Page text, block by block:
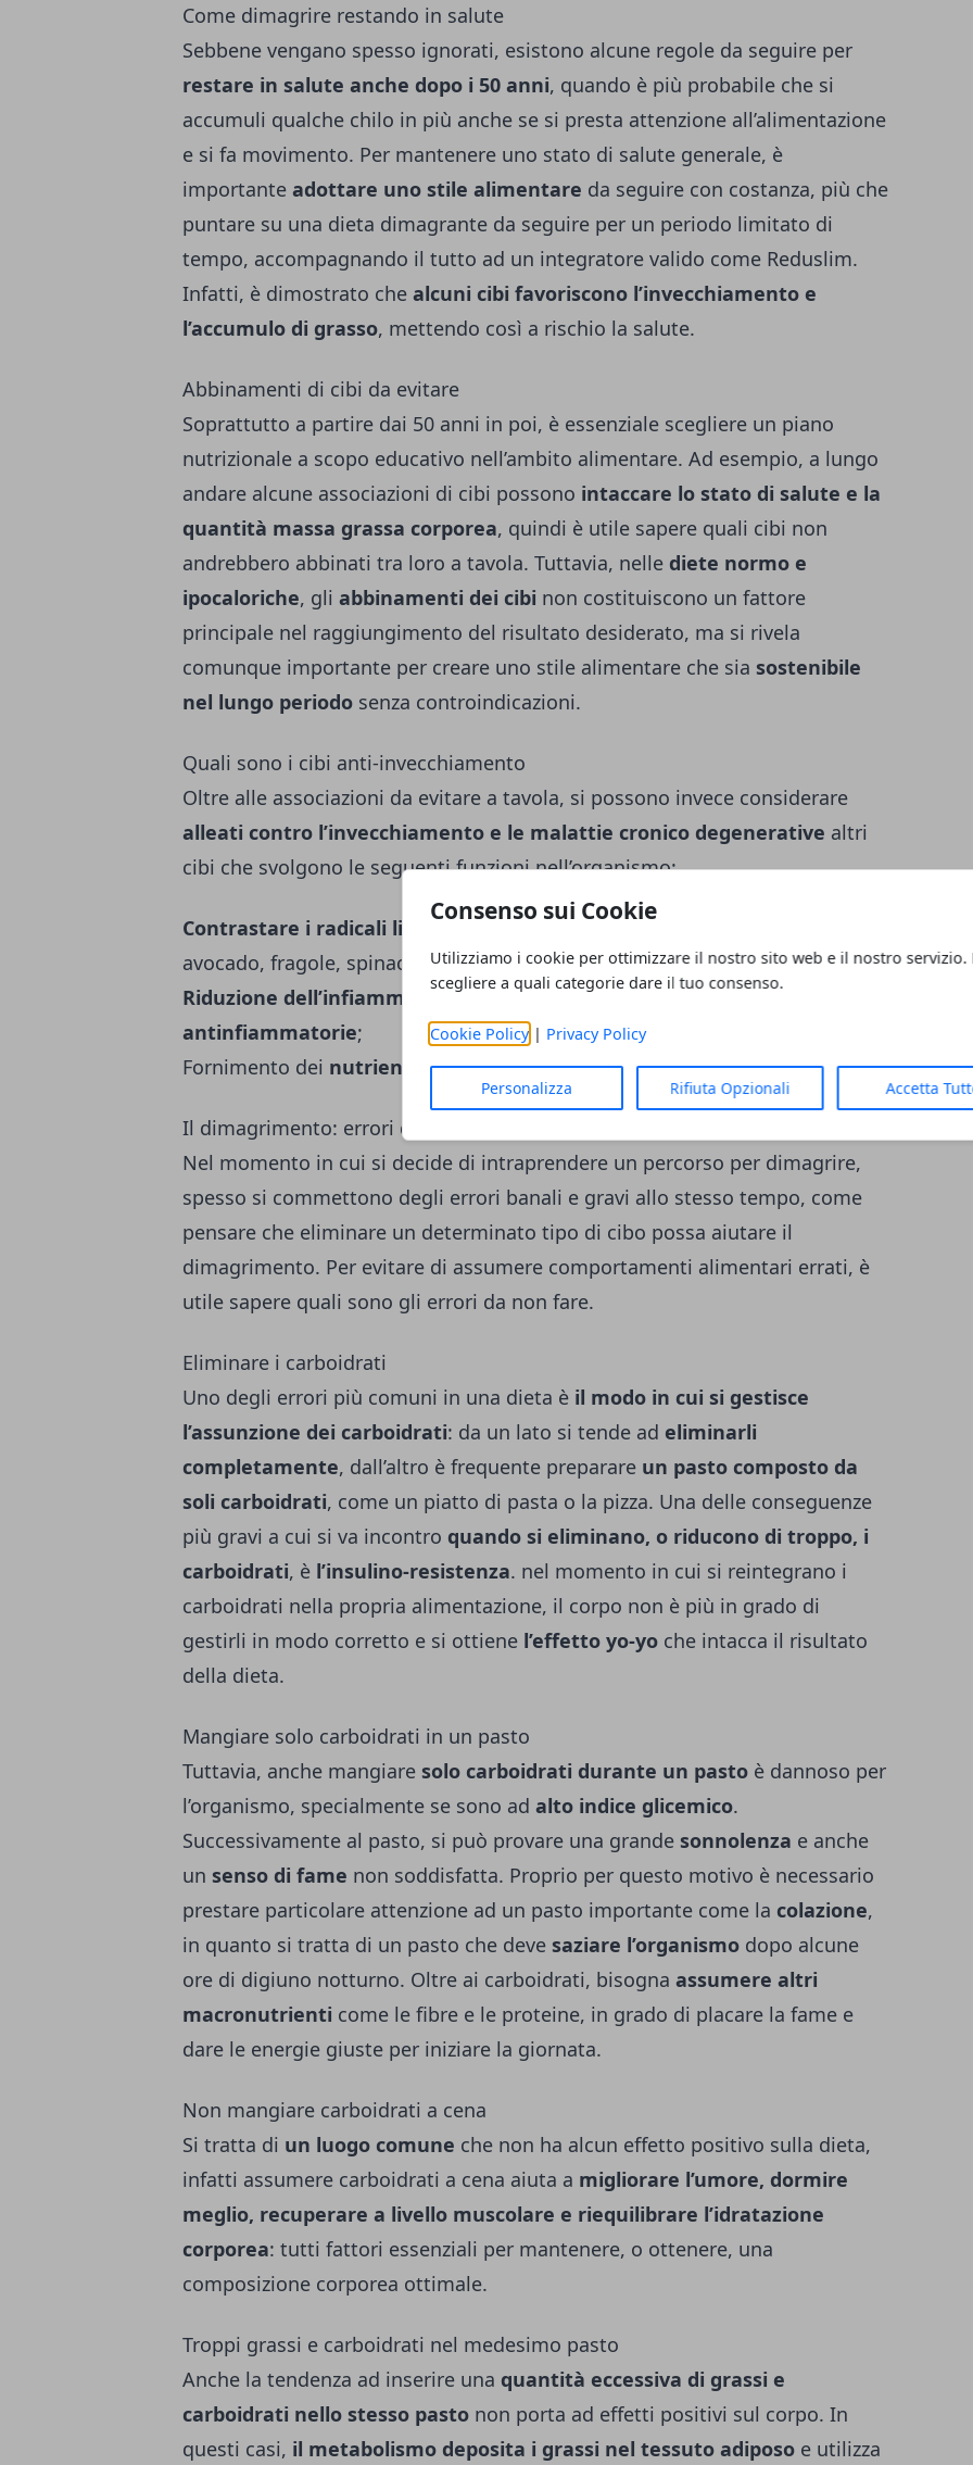
Consenso sui Cookie
Utilizziamo i cookie per ottimizzare il nostro sito web e il nostro servizio.
scegliere a quali categorie dare il tuo consenso.
Cookie Policy| Privacy Policy
Personalizza Rifiuta Opzionali Accetta
Come dimagrire restando in salute
Sebbene vengano spesso ignorati, esistono alcune regole da seguire per
restare in salute anche dopo i 50 anni, quando è più probabile che si
accumuli qualche chilo in più anche se si presta attenzione all’alimentazione
e si fa movimento. Per mantenere uno stato di salute generale, è
importante adottare uno stile alimentare da seguire con costanza, più che
puntare su una dieta dimagrante da seguire per un periodo limitato di
tempo, accompagnando il tutto ad un integratore valido come Reduslim.
Infatti, è dimostrato che alcuni cibi favoriscono l’invecchiamento e
l’accumulo di grasso, mettendo così a rischio la salute.
Abbinamenti di cibi da evitare
Soprattutto a partire dai 50 anni in poi, è essenziale scegliere un piano
nutrizionale a scopo educativo nell’ambito alimentare. Ad esempio, a lungo
andare alcune associazioni di cibi possono intaccare lo stato di salute e la
quantità massa grassa corporea, quindi è utile sapere quali cibi non
andrebbero abbinati tra loro a tavola. Tuttavia, nelle diete normo e
ipocaloriche, gli abbinamenti dei cibi non costituiscono un fattore
principale nel raggiungimento del risultato desiderato, ma si rivela
comunque importante per creare uno stile alimentare che sia sostenibile
nel lungo periodo senza controindicazioni.
Quali sono i cibi anti-invecchiamento
Oltre alle associazioni da evitare a tavola, si possono invece considerare
alleati contro l’invecchiamento e le malattie cronico degenerative altri
cibi che svolgono le seguenti funzioni nell’organismo:
Contrastare i radicali liberi: i cosiddetti cibi antiossidanti, quali mirtilli,
avocado, fragole, spinaci e cavolo nero cotti, succo di uva nero;
Riduzione dell’infiammazione cronicaleggera, grazie allesostanze
antinfiammatorie;
Fornimento dei nutrienti necessariper mantenere lamassa magra.
Il dimagrimento: errori da non fare
Nel momento in cui si decide di intraprendere un percorso per dimagrire,
spesso si commettono degli errori banali e gravi allo stesso tempo, come
pensare che eliminare un determinato tipo di cibo possa aiutare il
dimagrimento. Per evitare di assumere comportamenti alimentari errati, è
utile sapere quali sono gli errori da non fare.
Eliminare i carboidrati
Uno degli errori più comuni in una dieta è il modo in cui si gestisce
l’assunzione dei carboidrati: da un lato si tende ad eliminarli
completamente, dall’altro è frequente preparare un pasto composto da
soli carboidrati, come un piatto di pasta o la pizza. Una delle conseguenze
più gravi a cui si va incontro quando si eliminano, o riducono di troppo, i
carboidrati, è l’insulino-resistenza. nel momento in cui si reintegrano i
carboidrati nella propria alimentazione, il corpo non è più in grado di
gestirli in modo corretto e si ottiene l’effetto yo-yo che intacca il risultato
della dieta.
Mangiare solo carboidrati in un pasto
Tuttavia, anche mangiare solo carboidrati durante un pasto è dannoso per
l’organismo, specialmente se sono ad alto indice glicemico.
Successivamente al pasto, si può provare una grande sonnolenza e anche
un senso di fame non soddisfatta. Proprio per questo motivo è necessario
prestare particolare attenzione ad un pasto importante come la colazione,
in quanto si tratta di un pasto che deve saziare l’organismo dopo alcune
ore di digiuno notturno. Oltre ai carboidrati, bisogna assumere altri
macronutrienti come le fibre e le proteine, in grado di placare la fame e
dare le energie giuste per iniziare la giornata.
Non mangiare carboidrati a cena
Si tratta di un luogo comune che non ha alcun effetto positivo sulla dieta,
infatti assumere carboidrati a cena aiuta a migliorare l’umore, dormire
meglio, recuperare a livello muscolare e riequilibrare l’idratazione
corporea: tutti fattori essenziali per mantenere, o ottenere, una
composizione corporea ottimale.
Troppi grassi e carboidrati nel medesimo pasto
Anche la tendenza ad inserire una quantità eccessiva di grassi e
carboidrati nello stesso pasto non porta ad effetti positivi sul corpo. In
questi casi, il metabolismo deposita i grassi nel tessuto adiposo e utilizza